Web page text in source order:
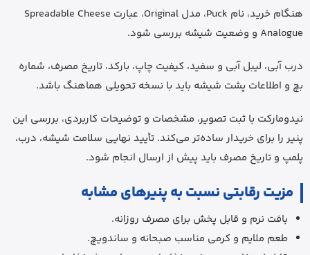
هنگام خرید، نام Puck، مدل Original، عبارت Spreadable Cheese
Analogue و وضعیت شیشه بررسی شود.
درب آبی، لیبل آبی و سفید، کیفیت چاپ، بارکد، تاریخ مصرف، شماره
بچ و اطلاعات پشت شیشه باید با نسخه تحویلی هماهنگ باشد.
نیدومارکت با ثبت تصویر، مشخصات و توضیحات کاربردی، بررسی این
پنیر را برای خریدار ساده‌تر می‌کند. تأیید نهایی سلامت شیشه، درب،
پلمپ و تاریخ مصرف باید پیش از ارسال انجام شود.
مزیت رقابتی نسبت به پنیرهای مشابه
بافت نرم و قابل پخش برای مصرف روزانه.
طعم ملایم و کرمی مناسب صبحانه و ساندویچ.